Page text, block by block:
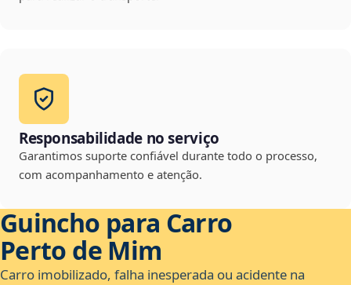
Responsabilidade no serviço
Garantimos suporte confiável durante todo o processo,
com acompanhamento e atenção.
Guincho para Carro
Perto de Mim
Carro imobilizado, falha inesperada ou acidente na